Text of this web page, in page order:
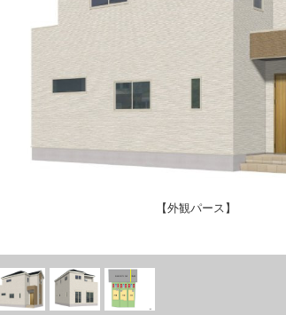
【外観パース】